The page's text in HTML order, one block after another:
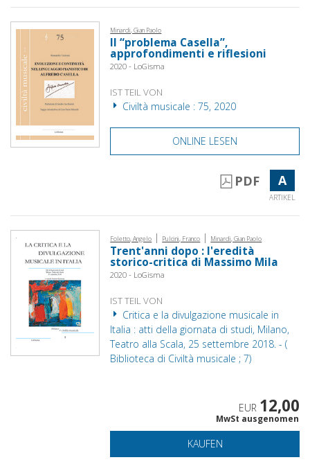
Minardi, Gian Paolo
Il “problema Casella”,
approfondimenti e riflesioni
2020 - LoGisma
IST TEIL VON
Civiltà musicale : 75, 2020
ONLINE LESEN
PDF A
ARTIKEL
Foletto, Angelo | Pulcini, Franco | Minardi, Gian Paolo
Trent'anni dopo : l'eredità
storico-critica di Massimo Mila
2020 - LoGisma
IST TEIL VON
Critica e la divulgazione musicale in
Italia : atti della giornata di studi, Milano,
Teatro alla Scala, 25 settembre 2018. - (
Biblioteca di Civiltà musicale ; 7)
EUR 12,00
MwSt ausgenomen
KAUFEN